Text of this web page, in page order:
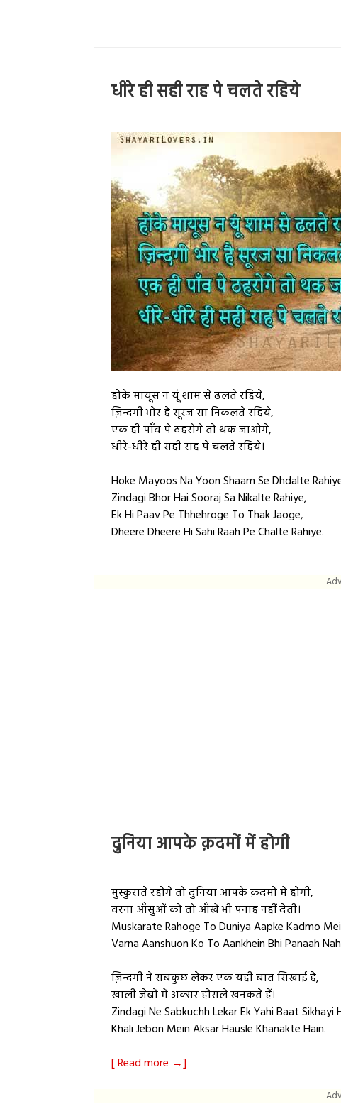
धीरे ही सही राह पे चलते रहिये
होके मायूस न यूं शाम से ढलते रहिये,
ज़िन्दगी भोर है सूरज सा निकलते रहिये,
एक ही पाँव पे ठहरोगे तो थक जाओगे,
धीरे-धीरे ही सही राह पे चलते रहिये।
Hoke Mayoos Na Yoon Shaam Se Dhdalte
Zindagi Bhor Hai Sooraj Sa Nikalte Rahiye,
Ek Hi Paav Pe Thhehroge To Thak Jaoge,
Dheere Dheere Hi Sahi Raah Pe Chalte Rahiye.
दुनिया आपके क़दमों में होगी
मुस्कुराते रहोगे तो दुनिया आपके क़दमों में होगी,
वरना आँसुओं को तो आँखें भी पनाह नहीं देती।
Muskarate Rahoge To Duniya Aapke Kadmo
Varna Aanshuon Ko To Aankhein Bhi Panaah
ज़िन्दगी ने सबकुछ लेकर एक यही बात सिखाई है,
खाली जेबों में अक्सर हौसले खनकते हैं।
Zindagi Ne Sabkuchh Lekar Ek Yahi Baat Sikhayi
Khali Jebon Mein Aksar Hausle Khanakte Hain.
[ Read more →]